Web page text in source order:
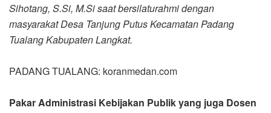
Sihotang, S.Si, M.Si saat bersilaturahmi dengan
masyarakat Desa Tanjung Putus Kecamatan Padang
Tualang Kabupaten Langkat.
PADANG TUALANG: koranmedan.com
Pakar Administrasi Kebijakan Publik yang juga Dosen